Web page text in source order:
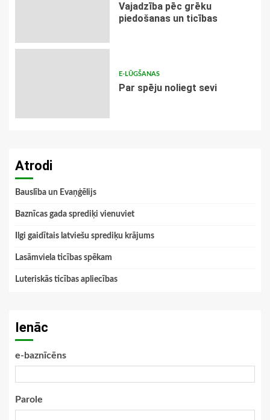
Vajadzība pēc grēku
piedošanas un ticības
E-LŪGŠANAS
Par spēju noliegt sevi
Atrodi
Bauslība un Evaņģēlijs
Baznīcas gada sprediķi vienuviet
Ilgi gaidītais latviešu sprediķu krājums
Lasāmviela ticības spēkam
Luteriskās ticības apliecības
Ienāc
e-baznīcēns
Parole